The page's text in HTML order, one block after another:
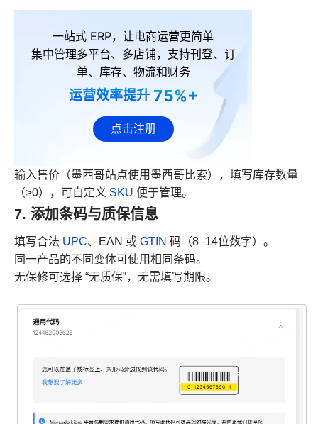
一站式 ERP，让电商运营更简单
集中管理多平台、多店铺，支持刊登、订
单、库存、物流和财务
运营效率提升 75%+
点击注册
输入售价（墨西哥站点使用墨西哥比索），填写库存数量
（≥0），可自定义 SKU 便于管理。
7. 添加条码与质保信息
填写合法 UPC、EAN 或 GTIN 码（8–14位数字）。
同一产品的不同变体可使用相同条码。
无保修可选择 “无质保”，无需填写期限。